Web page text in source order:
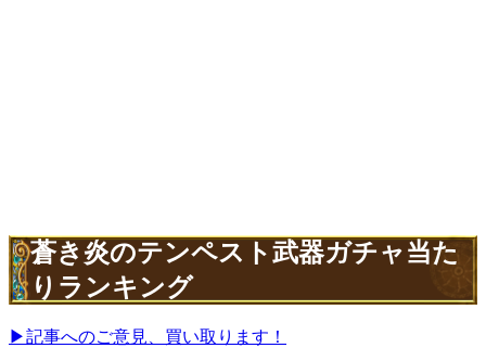
蒼き炎のテンペスト武器ガチャ当た
りランキング
▶記事へのご意見、買い取ります！